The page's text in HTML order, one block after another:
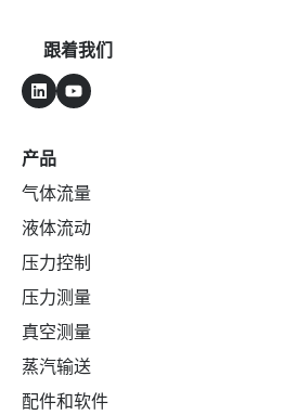
跟着我们
产品
气体流量
液体流动
压力控制
压力测量
真空测量
蒸汽输送
配件和软件